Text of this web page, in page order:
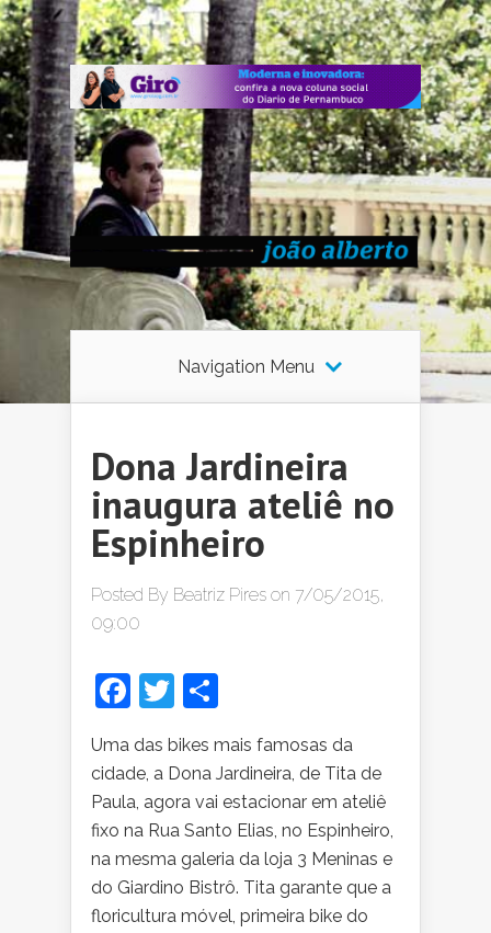
Navigation Menu
Dona Jardineira
inaugura ateliê no
Espinheiro
Posted By Beatriz Pires on 7/05/2015,
09:00
Facebook
Twitter
Uma das bikes mais famosas da
cidade, a Dona Jardineira, de Tita de
Paula, agora vai estacionar em ateliê
fixo na Rua Santo Elias, no Espinheiro,
na mesma galeria da loja 3 Meninas e
do Giardino Bistrô. Tita garante que a
floricultura móvel, primeira bike do